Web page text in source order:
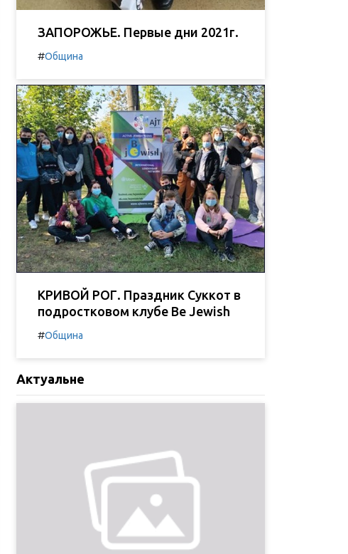
ЗАПОРОЖЬЕ. Первые дни 2021г.
#Община
КРИВОЙ РОГ. Праздник Суккот в
подростковом клубе Be Jewish
#Община
Актуальне